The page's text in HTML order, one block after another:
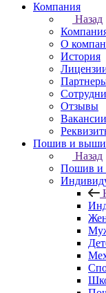
Компания
Назад
О
История
Отзывы
Вакансии
Пошив и
Назад
Пошив и